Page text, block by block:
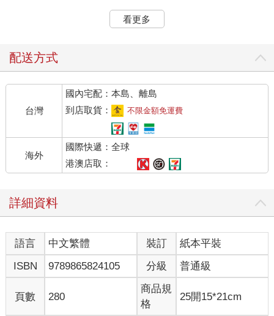
我前不久才滿二十歲，高中畢業後，基於某種因緣際會離開
西部深山處的神去村。至於是哪些「因緣際會」，就麻煩你們開
不過，電腦已經鎖住了，密碼當然是祕密。因為這些內容實
在丟人現眼，我可不想被別人看到……尤其是與喜，如果他知道
了，一定會捧腹大笑說：「你少在那邊裝什麼文青了呢哪！」所
以，我只好趁著夜深人靜，偷偷摸摸地坐在電腦前記錄。
至於我在神去村做什麼呢？林務工作。白天在山上種植杉樹
和檜樹的樹苗，割草、打枝，砍伐長大的茁壯樹木後運送下
山……整天忙進忙出的。
我在神去村的第一年仍是見習生，今年春天，終於正式升格為中
村民口中的「東家」中村清一先生經營中村林業株式會社。
清一哥不僅很有經營手腕，對林務工作很內行，而且他才三十多
歲，可以說是年輕有為啦！中村家世世代代都是擁有神去村周邊
山林的大地主，雖然他們礙於林業成了夕陽產業之後而賣了一些
林地，但仍然擁有相當於兩百五十六座東京巨蛋那麼大的山林。
據說以前的地更多，規模之大，可以從三重一路綿延到大阪。
我們在山林裡採分組進行工作，我所屬的小組由東家清一哥帶
隊，主要負責養護中村家名下的山林。中村林業株式會社還有其
他小組，有時候會和林業工會合作，協助年事已高而無法自行照
看更多
配送方式
台灣
國內宅配：本島、離島
到店取貨：
不限金額免運費
海外
國際快遞：全球
港澳店取：
詳細資料
語言 中文繁體 裝訂
紙本平裝
ISBN
9789865824105 分級 普通級
頁數 280
商品規
格
25開15*21cm